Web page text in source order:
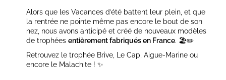
Alors que les Vacances d’été battent leur plein, et que
la rentrée ne pointe même pas encore le bout de son
nez, nous avons anticipé et créé de nouveaux modèles
de trophéesentièrement fabriqués en France.​ 🏖️​✏️​
Retrouvez le trophée Brive, Le Cap, Aigue-Marine ou
encore le Malachite ! ✨​